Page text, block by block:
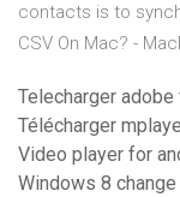
contacts is to
CSV On Mac? -
Telecharger
Télécharger
Video player for
Windows 8